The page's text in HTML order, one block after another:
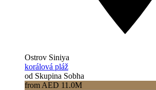
Ostrov Siniya
korálová pláž
od Skupina Sobha
from AED 11.0M